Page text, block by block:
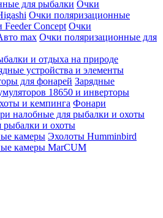
для рыбалки Очки
Очки поляризационные
Concept Очки
max Очки поляризационные для
и отдыха на природе
устройства и элементы
для фонарей Зарядные
18650 и инверторы
и кемпинга Фонари
налобные для рыбалки и охоты
и охоты
камеры Эхолоты Humminbird
камеры MarCUM